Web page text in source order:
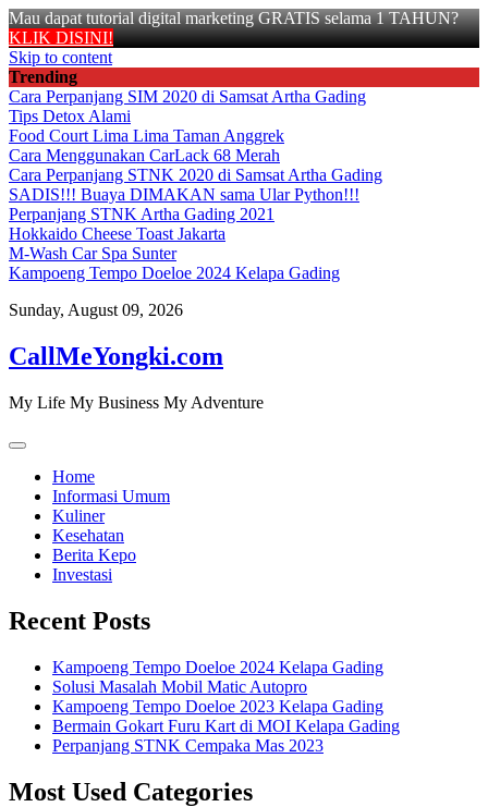
Mau dapat tutorial digital marketing GRATIS selama 1 TAHUN?
KLIK DISINI!
Skip to content
Trending
Cara Perpanjang SIM 2020 di Samsat Artha Gading
Tips Detox Alami
Food Court Lima Lima Taman Anggrek
Cara Menggunakan CarLack 68 Merah
Cara Perpanjang STNK 2020 di Samsat Artha Gading
SADIS!!! Buaya DIMAKAN sama Ular Python!!!
Perpanjang STNK Artha Gading 2021
Hokkaido Cheese Toast Jakarta
M-Wash Car Spa Sunter
Kampoeng Tempo Doeloe 2024 Kelapa Gading
Sunday, August 09, 2026
CallMeYongki.com
My Life My Business My Adventure
Home
Informasi Umum
Kuliner
Kesehatan
Berita Kepo
Investasi
Recent Posts
Kampoeng Tempo Doeloe 2024 Kelapa Gading
Solusi Masalah Mobil Matic Autopro
Kampoeng Tempo Doeloe 2023 Kelapa Gading
Bermain Gokart Furu Kart di MOI Kelapa Gading
Perpanjang STNK Cempaka Mas 2023
Most Used Categories